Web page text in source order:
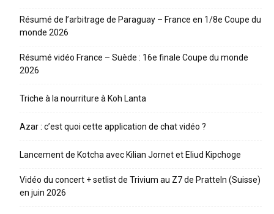
Résumé de l’arbitrage de Paraguay – France en 1/8e Coupe du
monde 2026
Résumé vidéo France – Suède : 16e finale Coupe du monde
2026
Triche à la nourriture à Koh Lanta
Azar : c’est quoi cette application de chat vidéo ?
Lancement de Kotcha avec Kilian Jornet et Eliud Kipchoge
Vidéo du concert + setlist de Trivium au Z7 de Pratteln (Suisse)
en juin 2026